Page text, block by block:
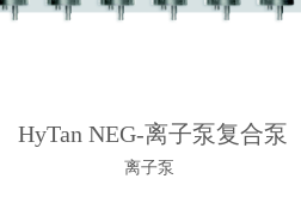
HyTan NEG-离子泵复合泵
离子泵